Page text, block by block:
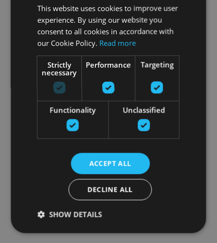
This website uses cookies to improve user
experience. By using our website you
consent to all cookies in accordance with
our Cookie Policy. Read more
Strictly
necessary
Performance Targeting
Functionality Unclassified
ACCEPT ALL
DECLINE ALL
SHOW DETAILS